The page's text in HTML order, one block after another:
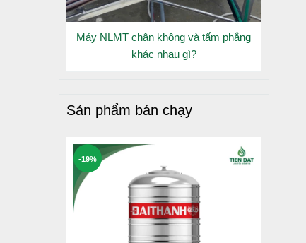
Máy NLMT chân không và tấm phẳng
khác nhau gì?
Sản phẩm bán chạy
-19%